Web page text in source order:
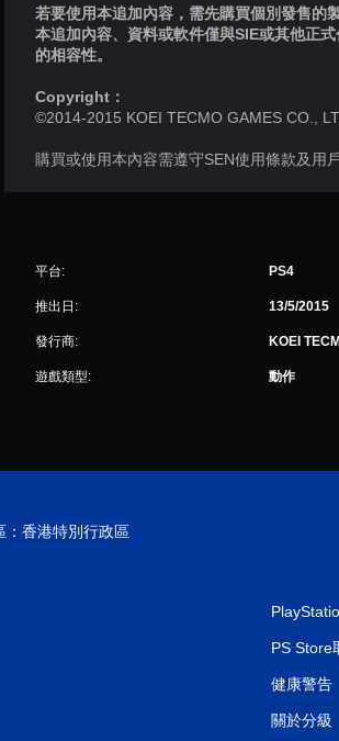
若要使用本追加內容，需先購買個別發售的
本追加內容、資料或軟件僅與SIE或其他正
的相容性。
Copyright：
©2014-2015 KOEI TECMO GAMES CO.,
購買或使用本內容需遵守SEN使用條款及用戶
平台: PS4
推出日: 13/5/2015
發行商: KOEI
遊戲類型: 動作
：香港特別行政區
PS Store
健康警告
關於分級